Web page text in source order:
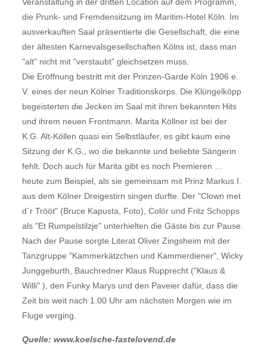
Veranstaltung in der dritten Location auf dem Programm,
die Prunk- und Fremdensitzung im Maritim-Hotel Köln. Im
ausverkauften Saal präsentierte die Gesellschaft, die eine
der ältesten Karnevalsgesellschaften Kölns ist, dass man
"alt" nicht mit "verstaubt" gleichsetzen muss.
Die Eröffnung bestritt mit der Prinzen-Garde Köln 1906 e.
V. eines der neun Kölner Traditionskorps. Die Klüngelköpp
begeisterten die Jecken im Saal mit ihren bekannten Hits
und ihrem neuen Frontmann. Marita Köllner ist bei der
K.G. Alt-Köllen quasi ein Selbstläufer, es gibt kaum eine
Sitzung der K.G., wo die bekannte und beliebte Sängerin
fehlt. Doch auch für Marita gibt es noch Premieren …
heute zum Beispiel, als sie gemeinsam mit Prinz Markus I.
aus dem Kölner Dreigestirn singen durfte. Der "Clown met
d´r Trööt" (Bruce Kapusta, Foto), Colör und Fritz Schopps
als "Et Rumpelstilzje" unterhielten die Gäste bis zur Pause.
Nach der Pause sorgte Literat Oliver Zingsheim mit der
Tanzgruppe "Kammerkätzchen und Kammerdiener", Wicky
Junggeburth, Bauchredner Klaus Rupprecht ("Klaus &
Willi" ), den Funky Marys und den Paveier dafür, dass die
Zeit bis weit nach 1.00 Uhr am nächsten Morgen wie im
Fluge verging.
Quelle: www.koelsche-fastelovend.de